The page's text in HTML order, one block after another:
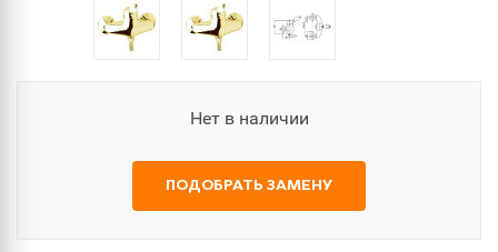
Нет в наличии
ПОДОБРАТЬ ЗАМЕНУ